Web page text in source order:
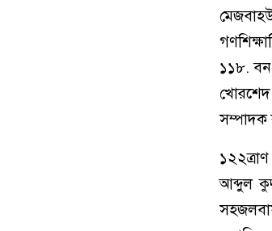
১১৮.
সম্পাদক
আব্দুল